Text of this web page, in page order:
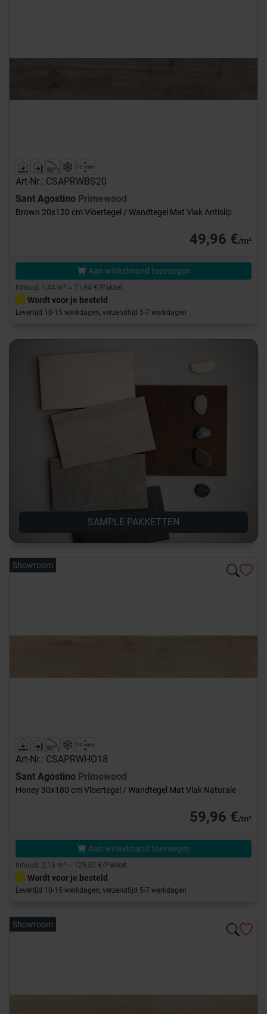
Art-Nr.: CSAPRWBS20
Sant Agostino Primewood
Brown 20x120 cm Vloertegel / Wandtegel Mat Vlak Antislip
49,96 €/m²
Aan winkelmand toevoegen
Inhoud: 1,44 m² = 71,94 €/Pakket
Wordt voor je besteld
Levertijd 10-15 werkdagen, verzendtijd 5-7 werkdagen
SAMPLE PAKKETTEN
Showroom
Art-Nr.: CSAPRWHO18
Sant Agostino Primewood
Honey 30x180 cm Vloertegel / Wandtegel Mat Vlak Naturale
59,96 €/m²
Aan winkelmand toevoegen
Inhoud: 2,16 m² = 129,50 €/Pakket
Wordt voor je besteld
Levertijd 10-15 werkdagen, verzendtijd 5-7 werkdagen
Showroom